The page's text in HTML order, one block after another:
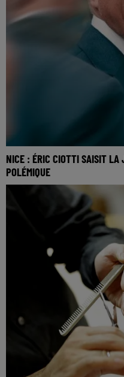
NICE : ÉRIC CIOTTI SAISIT LA
POLÉMIQUE